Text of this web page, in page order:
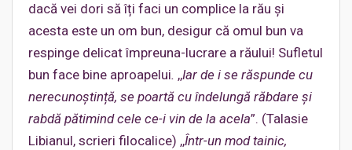
dacă vei dori să îți faci un complice la rău și
acesta este un om bun, desigur că omul bun va
respinge delicat împreuna-lucrare a răului! Sufletul
bun face bine aproapelui. ,,Iar de i se răspunde cu
nerecunoștință, se poartă cu îndelungă răbdare și
rabdă pătimind cele ce-i vin de la acela”. (Talasie
Libianul, scrieri filocalice) ,,Într-un mod tainic,